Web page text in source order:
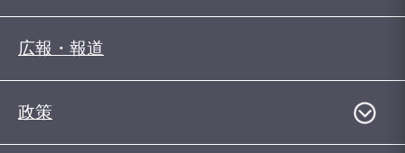
広報・報道
政策